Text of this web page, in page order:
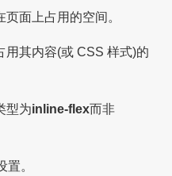
面上占用的空间。
用其内容(或 CSS 样式)的
型为inline-flex而非
。